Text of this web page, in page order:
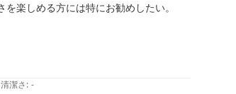
楽しめる方には特にお勧めしたい。
清潔さ: -